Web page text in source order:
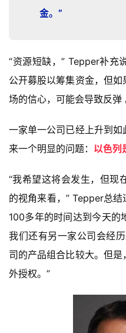
金。”
“资源短缺，” Tepper补充
公开募股以筹集资金，但
场的信心，可能会导致反弹
一家单一公司已经上升到
来一个明显的问题： 以色列
“我希望这将会发生，但现
的视角来看，” Tepper总
100多年的时间达到今天的
我们还有另一家公司会经
司的产品组合比较大。但
外授权。”